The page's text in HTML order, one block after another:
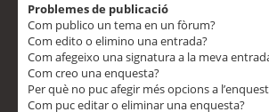
Problemes de publicació
Com publico un tema en un fòrum?
Com edito o elimino una entrada?
Com afegeixo una signatura a la meva
Com creo una enquesta?
Per què no puc afegir més opcions a
Com puc editar o eliminar una enquesta?